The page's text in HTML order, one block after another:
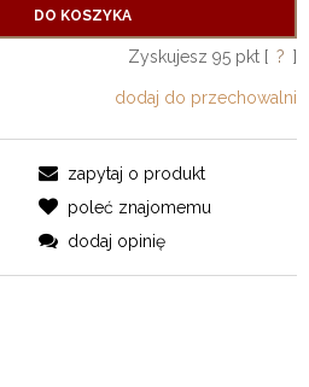
DO KOSZYKA
Zyskujesz 95pkt [ ? ]
dodaj do przechowalni
zapytaj o produkt
poleć znajomemu
dodaj opinię